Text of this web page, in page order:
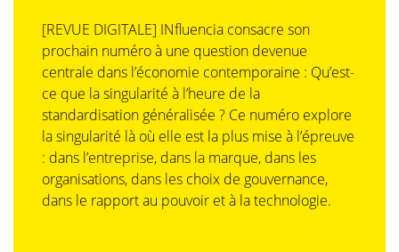
[REVUE DIGITALE] INfluencia consacre son
prochain numéro à une question devenue
centrale dans l’économie contemporaine : Qu’est-
ce que la singularité à l’heure de la
standardisation généralisée ? Ce numéro explore
la singularité là où elle est la plus mise à l’épreuve
: dans l’entreprise, dans la marque, dans les
organisations, dans les choix de gouvernance,
dans le rapport au pouvoir et à la technologie.